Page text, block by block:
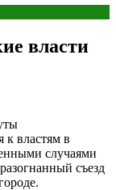
власти
к властям в
случаями
съезд